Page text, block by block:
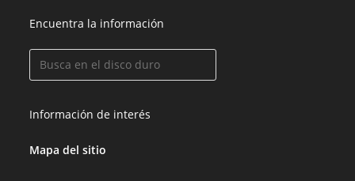
Encuentra la información
Información de interés
Mapa del sitio